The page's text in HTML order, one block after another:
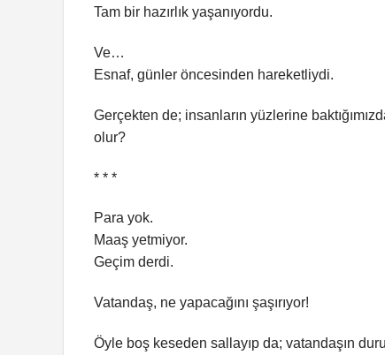
Tam bir hazırlık yaşanıyordu.
Ve…
Esnaf, günler öncesinden hareketliydi.
Gerçekten de; insanların yüzlerine
olur?
* * *
Para yok.
Maaş yetmiyor.
Geçim derdi.
Vatandaş, ne yapacağını şaşırıyor!
Öyle boş keseden sallayıp da; vatandaşın